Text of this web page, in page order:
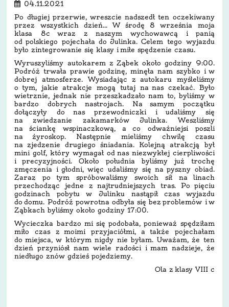
04.11.2021
Po długiej przerwie, wreszcie nadszedł ten oczekiwany
przez wszystkich dzień... W środę 8 września moja
klasa 8c wraz z naszym wychowawcą i panią
od polskiego pojechała do Julinka. Celem tego wyjazdu
było zintegrowanie się klasy i miłe spędzenie czasu.
Wyruszyliśmy autokarem z Ząbek około godziny 9:00.
Podróż trwała prawie godzinę, minęła nam szybko i w
dobrej atmosferze. Wysiadając z autokaru myśleliśmy
o tym, jakie atrakcje mogą tutaj na nas czekać. Było
wietrznie, jednak nie przeszkadzało nam to, byliśmy w
bardzo dobrych nastrojach. Na samym początku
dołączyły do nas przewodniczki i udaliśmy się
na zwiedzanie zakamarków Julinka. Weszliśmy
na ściankę wspinaczkową, a co odważniejsi poszli
na żyroskop. Następnie mieliśmy chwilę czasu
na zjedzenie drugiego śniadania. Kolejną atrakcją był
mini golf, który wymagał od nas niezwykłej cierpliwości
i precyzyjności. Około południa byliśmy już trochę
zmęczenia i głodni, więc udaliśmy się na pyszny obiad.
Zaraz po tym spróbowaliśmy swoich sił na linach
przechodząc jedne z najtrudniejszych tras. Po pięciu
godzinach pobytu w Julinku nastąpił czas wyjazdu
do domu. Podróż powrotna odbyła się bez problemów i w
Ząbkach byliśmy około godziny 17:00.
Wycieczka bardzo mi się podobała, ponieważ spędziłam
miło czas z moimi przyjaciółmi, a także pojechałam
do miejsca, w którym nigdy nie byłam. Uważam, że ten
dzień przyniósł nam wiele radości i mam nadzieje, że
niedługo znów gdzieś pojedziemy.
Ola z klasy VIII c